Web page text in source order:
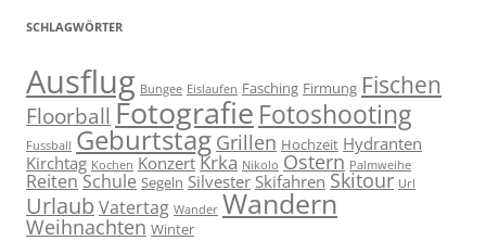
SCHLAGWÖRTER
Ausflug Bungee Eislaufen Fasching Firmung Fischen
Floorball Fotografie Fotoshooting
Fussball Geburtstag Grillen Hochzeit Hydranten
Kirchtag Kochen Konzert Krka Nikolo Ostern Palmweihe
Reiten Schule Segeln Silvester Skifahren Skitour Url
Urlaub Vatertag Wander Wandern
Weihnachten Winter